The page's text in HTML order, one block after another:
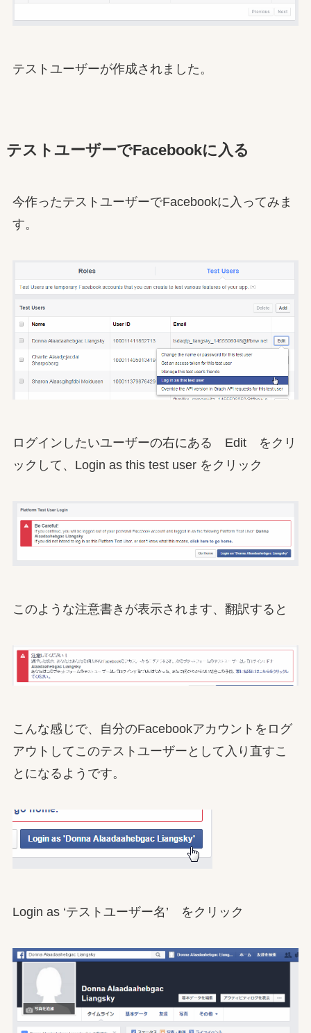
テストユーザーが作成されました。
テストユーザーでFacebookに入る
今作ったテストユーザーでFacebookに入ってみま
す。
ログインしたいユーザーの右にある Edit をクリ
ックして、Login as this test user をクリック
このような注意書きが表示されます、翻訳すると
こんな感じで、自分のFacebookアカウントをログ
アウトしてこのテストユーザーとして入り直すこ
とになるようです。
Login as ‘テストユーザー名’ をクリック